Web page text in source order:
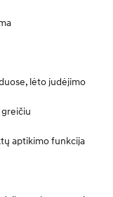
lėto judėjimo
greičiu
aptikimo funkcija